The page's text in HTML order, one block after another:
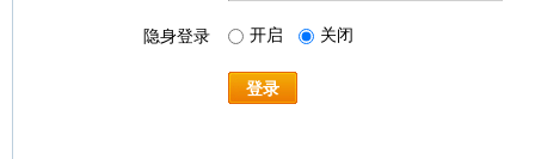
隐身登录 开启 关闭
登录